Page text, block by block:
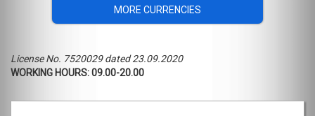
MORE CURRENCIES
License No. 7520029 dated 23.09.2020
WORKING HOURS: 09.00-20.00